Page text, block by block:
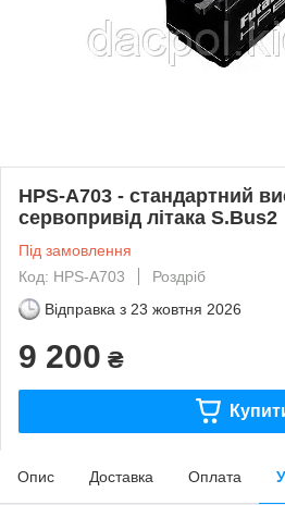
HPS-A703 - стандартний
сервопривід літака S.Bus2
Під замовлення
Код: HPS-A703
Роздріб
Відправка з 23 жовтня 2026
9 200 ₴
Опис Доставка Оплата